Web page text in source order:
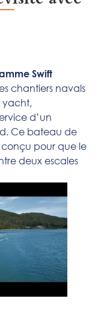
Swift
chantiers navals
yacht,
d’un
Ce bateau de
conçu pour que le
deux escales